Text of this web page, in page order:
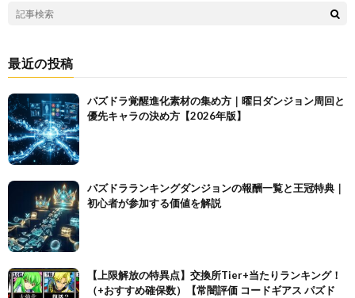
最近の投稿
パズドラ覚醒進化素材の集め方｜曜日ダンジョン周回と
優先キャラの決め方【2026年版】
パズドラランキングダンジョンの報酬一覧と王冠特典｜
初心者が参加する価値を解説
【上限解放の特異点】交換所Tier+当たりランキング！
（+おすすめ確保数）【常闇評価 コードギアス パズド